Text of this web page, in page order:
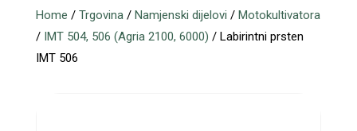
Home / Trgovina/ Namjenski dijelovi / Motokultivatora
/ IMT 504, 506 (Agria 2100, 6000) / Labirintni prsten
IMT 506